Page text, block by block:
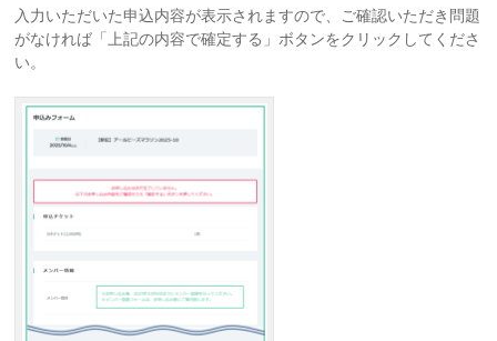
入力いただいた申込内容が表示されますので、ご確認いただき問題
がなければ「上記の内容で確定する」ボタンをクリックしてくださ
い。